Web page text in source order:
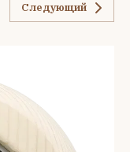
Следующий